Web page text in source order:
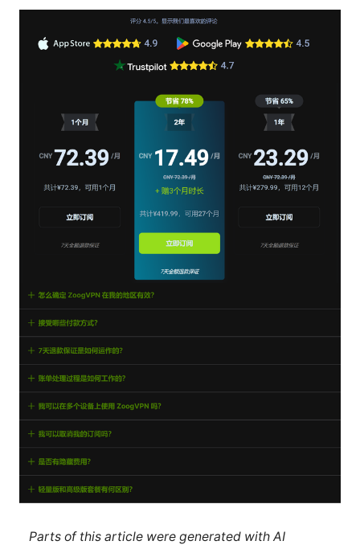
Parts of this article were generated with AI